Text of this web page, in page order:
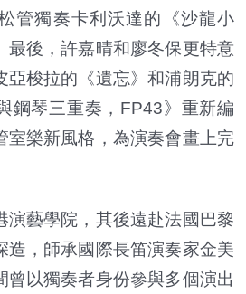
管獨奏卡利沃達的《沙龍小
最後，許嘉晴和廖冬保更特意
亞梭拉的《遺忘》和浦朗克的
鋼琴三重奏，FP43》重新編
室樂新風格，為演奏會畫上完
藝學院，其後遠赴法國巴黎
造，師承國際長笛演奏家金美
曾以獨奏者身份參與多個演出